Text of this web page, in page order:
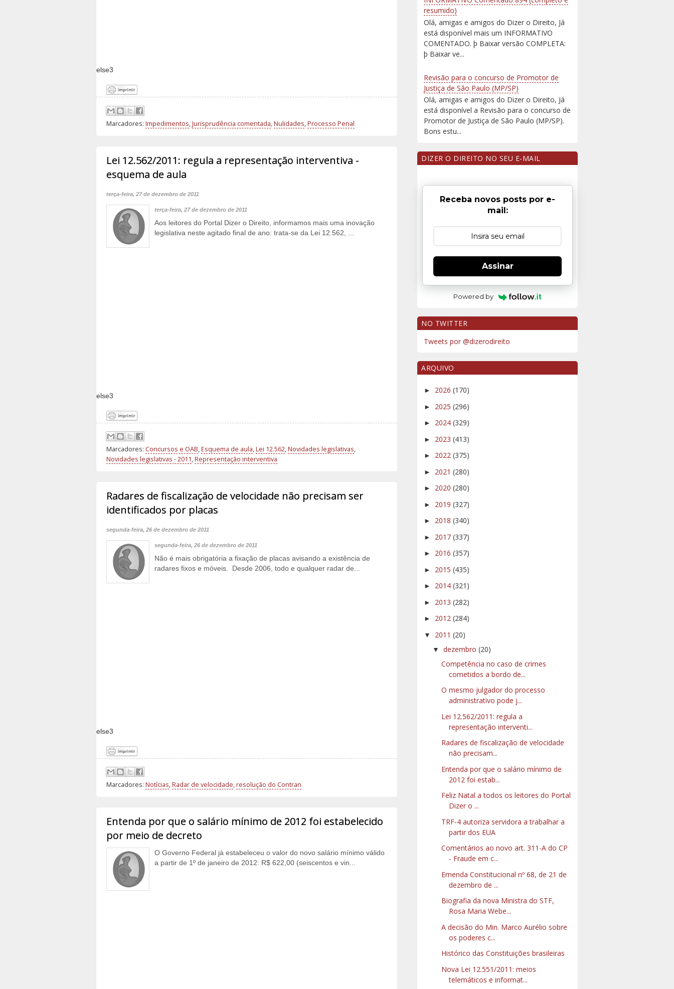
else3
Marcadores: Impedimentos,Jurisprudência comentada,Nulidades,Processo Penal
Lei 12.562/2011: regula a representação interventiva -
esquema de aula
terça-feira, 27 de dezembro de 2011
terça-feira, 27 de dezembro de 2011
Aos leitores do Portal Dizer o Direito, informamos mais uma inovação
legislativa neste agitado final de ano: trata-se da Lei 12.562, ...
else3
Marcadores: Concursos e OAB,Esquema de aula,Lei 12.562,Novidades legislativas,
Novidades legislativas - 2011,Representação interventiva
Radares de fiscalização de velocidade não precisam ser
identificados por placas
segunda-feira, 26 de dezembro de 2011
segunda-feira, 26 de dezembro de 2011
Não é mais obrigatória a fixação de placas avisando a existência de
radares fixos e móveis. Desde 2006, todo e qualquer radar de...
else3
Marcadores: Notícias,Radar de velocidade,resolução do Contran
Entenda por que o salário mínimo de 2012 foi estabelecido
por meio de decreto
O Governo Federal já estabeleceu o valor do novo salário mínimo válido
a partir de 1º de janeiro de 2012: R$ 622,00 (seiscentos e vin...
resumido)
Olá, amigas e amigos do Dizer o Direito, Já
está disponível mais um INFORMATIVO
COMENTADO. þ Baixar versão COMPLETA:
þ Baixar ve...
Revisão para o concurso de Promotor de
Justiça de São Paulo (MP/SP)
Olá, amigas e amigos do Dizer o Direito, Já
está disponível a Revisão para o concurso de
Promotor de Justiça de São Paulo (MP/SP).
Bons estu...
DIZER O DIREITO NO SEU E-MAIL
Receba novos posts por e-
mail:
Assinar
Powered by
NO TWITTER
Tweets por @dizerodireito
ARQUIVO
► 2026 (170)
► 2025 (296)
► 2024 (329)
► 2023 (413)
► 2022 (375)
► 2021 (280)
► 2020 (280)
► 2019 (327)
► 2018 (340)
► 2017 (337)
► 2016 (357)
► 2015 (435)
► 2014 (321)
► 2013 (282)
► 2012 (284)
▼ 2011 (20)
▼ dezembro (20)
Competência no caso de crimes
cometidos a bordo de...
O mesmo julgador do processo
administrativo pode j...
Lei 12.562/2011: regula a
representação interventi...
Radares de fiscalização de velocidade
não precisam...
Entenda por que o salário mínimo de
2012 foi estab...
Feliz Natal a todos os leitores do Portal
Dizer o ...
TRF-4 autoriza servidora a trabalhar a
partir dos EUA
Comentários ao novo art. 311-A do CP
- Fraude em c...
Emenda Constitucional nº 68, de 21 de
dezembro de ...
Biografia da nova Ministra do STF,
Rosa Maria Webe...
A decisão do Min. Marco Aurélio sobre
os poderes c...
Histórico das Constituições brasileiras
Nova Lei 12.551/2011: meios
telemáticos e informat...